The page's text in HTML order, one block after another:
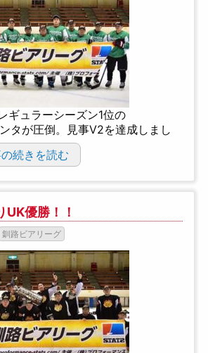
ギュラーシーズン1位の
タが圧倒。見事V2を達成しまし
続きを読む
UK優勝！！
釧路ビアリーグ